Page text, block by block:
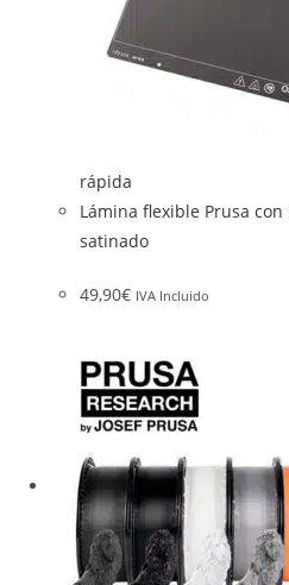
rápida
Lámina flexible Prusa
satinado
49,90€ IVA Incluido